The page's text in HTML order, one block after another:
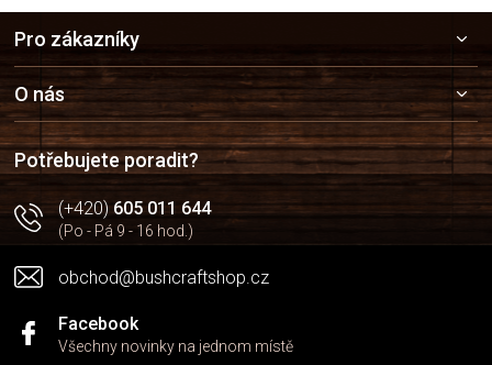
a
t
í
Pro zákazníky
O nás
Potřebujete poradit?
(+420)605 011 644
(Po - Pá 9 - 16 hod.)
obchod@bushcraftshop.cz
Facebook
Všechny novinky na jednom místě